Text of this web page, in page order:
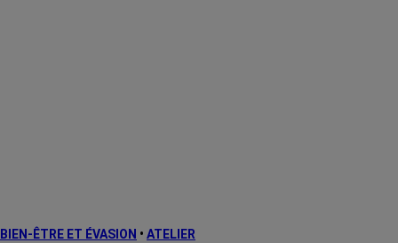
BIEN-ÊTRE ET ÉVASION • ATELIER